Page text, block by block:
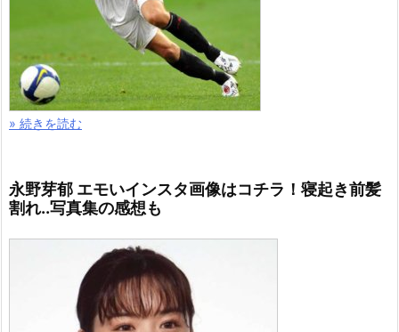
» 続きを読む
永野芽郁 エモいインスタ画像はコチラ！寝起き前髪
割れ..写真集の感想も